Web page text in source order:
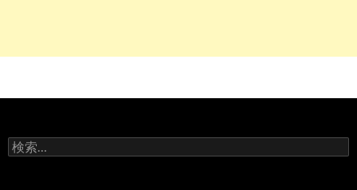
検
索